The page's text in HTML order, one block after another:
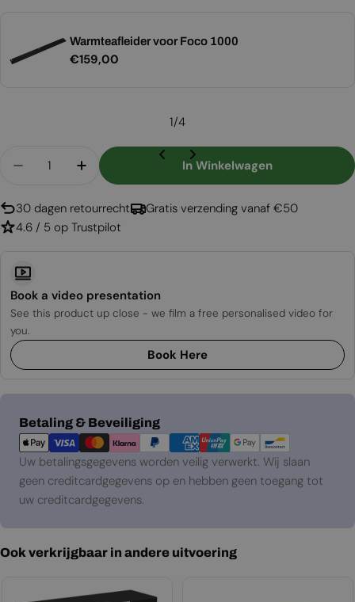
Warmteafleider voor Foco 1000
Normale
€159,00
1/4
Aantal Verlagen Voor Foco Two 1000 Slim
Aantal Verhogen Voor Foco Two 1000
In Winkelwagen
30 dagen retourrecht
Gratis verzending vanaf €50
4.6 / 5 op Trustpilot
Book a video presentation
See this product up close - we film a free personalised video for
you.
Book Here
Betaling & Beveiliging
Betaalmethoden
Uw betalingsgegevens worden veilig verwerkt. Wij slaan
geen creditcardgegevens op en hebben geen toegang tot
uw creditcardgegevens.
Ook verkrijgbaar in andere uitvoering